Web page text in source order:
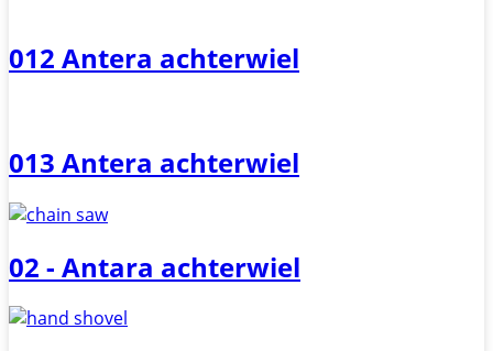
012 Antera achterwiel
013 Antera achterwiel
02 - Antara achterwiel